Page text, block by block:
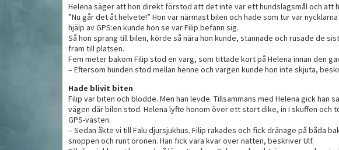
Helena säger att hon direkt förstod att det inte var ett hundslagsmål och att
”Nu går det åt helvete!” Hon var närmast bilen och hade som tur var
hjälp av GPS:en kunde hon se var Filip befann sig.
Så hon sprang till bilen, körde så nära hon kunde, stannade och rusade de
fram till platsen.
Fem meter bakom Filip stod en varg, som tittade kort på Helena innan den
– Eftersom hunden stod mellan henne och vargen kunde hon inte skjuta,
Hade blivit biten
Filip var biten och blödde. Men han levde. Tillsammans med Helena gick han
vägen där bilen stod. Helena lyfte honom över ett stort dike, in i skuffen och
GPS-västen.
– Sedan åkte vi till Falu djursjukhus. Filip rakades och fick dränage på båda
snoppen och runt öronen. Han fick vara kvar över natten, beskriver Ulf.